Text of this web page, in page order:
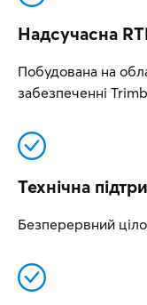
Надсучасна
Побудована на
забезпеченні
Технічна
Безперервний